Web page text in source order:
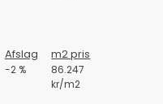
Afslag m2 pris
-2 %
86.247
kr/m2